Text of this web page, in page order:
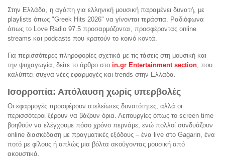
Στην Ελλάδα, η αγάπη για ελληνική μουσική παραμένει δυνατή, με
playlists όπως "Greek Hits 2026" να γίνονται τεράστια. Ραδιόφωνα
όπως το Love Radio 97.5 προσαρμόζονται, προσφέροντας online
streams και podcasts που κρατούν το κοινό κοντά.
Για περισσότερες πληροφορίες σχετικά με τις τάσεις στη μουσική και
την ψυχαγωγία, δείτε το άρθρο στο in.gr Entertainment section , που
καλύπτει συχνά νέες εφαρμογές και trends στην Ελλάδα.
Ισορροπία: Απόλαυση χωρίς υπερβολές
Οι εφαρμογές προσφέρουν ατελείωτες δυνατότητες, αλλά οι
περισσότεροι ξέρουν να βάζουν όρια. Λειτουργίες όπως το screen time
βοηθούν να ελέγχουμε πόσο χρόνο περνάμε, ενώ πολλοί συνδυάζουν
online διασκέδαση με πραγματικές εξόδους – ένα live στο Gagarin, ένα
ποτό με φίλους ή απλώς μια βόλτα ακούγοντας μουσική από
ακουστικά.